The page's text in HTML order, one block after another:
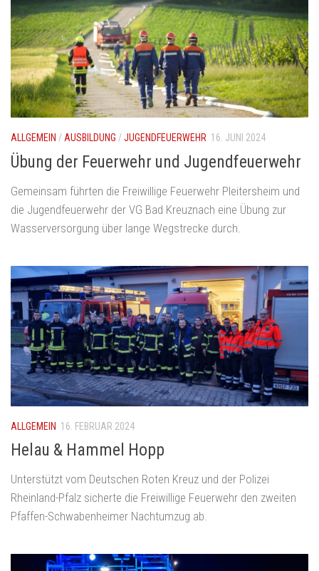
ALLGEMEIN /AUSBILDUNG /JUGENDFEUERWEHR 16. JUNI 2024
Übung der Feuerwehr und Jugendfeuerwehr
Gemeinsam führten die Freiwillige Feuerwehr Pleitersheim und
die Jugendfeuerwehr der VG Bad Kreuznach eine Übung zur
Wasserversorgung über lange Wegstrecke durch.
ALLGEMEIN 16. FEBRUAR 2024
Helau & Hammel Hopp
Unterstützt vom Deutschen Roten Kreuz und der Polizei
Rheinland-Pfalz sicherte die Freiwillige Feuerwehr den zweiten
Pfaffen-Schwabenheimer Nachtumzug ab.